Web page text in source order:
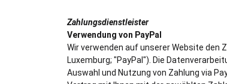
Zahlungsdienstleister
Verwendung von PayPal
Wir verwenden auf unserer Website den
Luxemburg; "PayPal"). Die
Auswahl und Nutzung von Zahlung via